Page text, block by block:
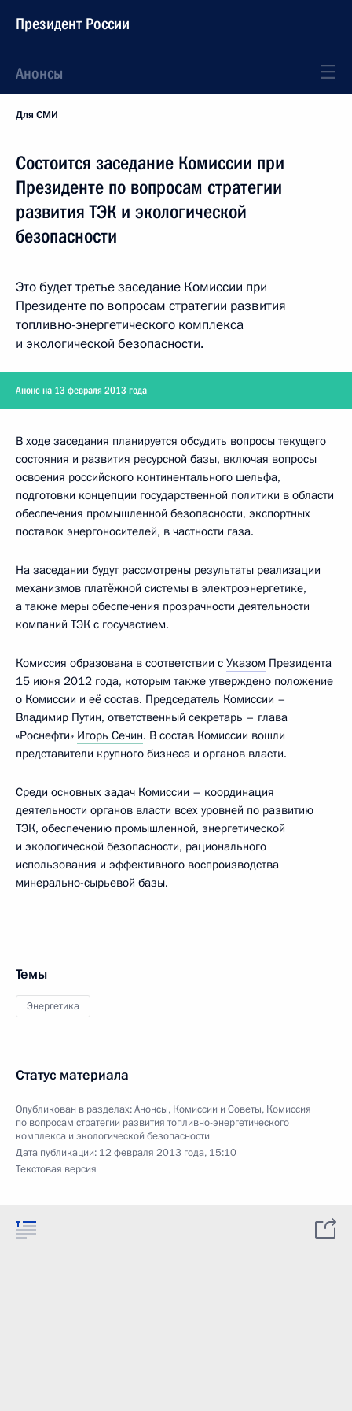
Президент России
Анонсы
Для СМИ
Состоится заседание Комиссии при
Президенте по вопросам стратегии
развития ТЭК и экологической
безопасности
Это будет третье заседание Комиссии при
Президенте по вопросам стратегии развития
топливно-энергетического комплекса
и экологической безопасности.
Анонс на 13 февраля 2013 года
В ходе заседания планируется обсудить вопросы текущего
состояния и развития ресурсной базы, включая вопросы
освоения российского континентального шельфа,
подготовки концепции государственной политики в области
обеспечения промышленной безопасности, экспортных
поставок энергоносителей, в частности газа.
На заседании будут рассмотрены результаты реализации
механизмов платёжной системы в электроэнергетике,
а также меры обеспечения прозрачности деятельности
компаний ТЭК с госучастием.
Комиссия образована в соответствии с Указом Президента
15 июня 2012 года, которым также утверждено положение
о Комиссии и её состав. Председатель Комиссии –
Владимир Путин, ответственный секретарь – глава
«Роснефти» Игорь Сечин. В состав Комиссии вошли
представители крупного бизнеса и органов власти.
Среди основных задач Комиссии – координация
деятельности органов власти всех уровней по развитию
ТЭК, обеспечению промышленной, энергетической
и экологической безопасности, рационального
использования и эффективного воспроизводства
минерально-сырьевой базы.
Темы
Энергетика
Статус материала
Опубликован в разделах:Анонсы, Комиссии и Советы, Комиссия
по вопросам стратегии развития топливно-энергетического
комплекса и экологической безопасности
Дата публикации: 12 февраля 2013 года, 15:10
Текстовая версия